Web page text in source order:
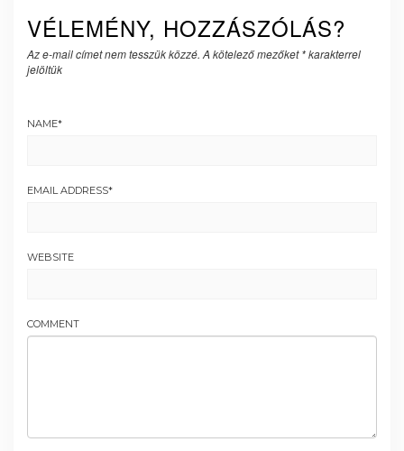
VÉLEMÉNY, HOZZÁSZÓLÁS?
Az e-mail címet nem tesszük közzé. A kötelező mezőket*karakterrel
jelöltük
NAME*
EMAIL ADDRESS*
WEBSITE
COMMENT